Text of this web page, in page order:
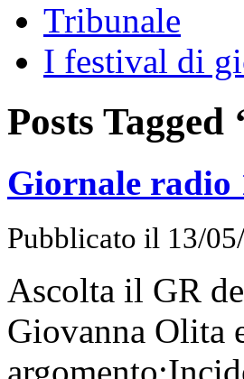
Tribunale
I festival di
Posts Tagged
Giornale radio
Pubblicato il 13/
Ascolta il GR
Giovanna Olita